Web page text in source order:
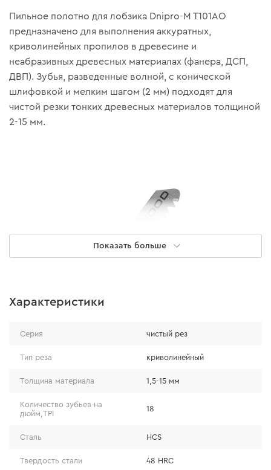
Пильное полотно для лобзика Dnipro-M T101AO
предназначено для выполнения аккуратных,
криволинейных пропилов в древесине и
неабразивных древесных материалах (фанера, ДСП,
ДВП). Зубья, разведенные волной, с конической
шлифовкой и мелким шагом (2 мм) подходят для
чистой резки тонких древесных материалов толщиной
2-15 мм.
Преимущества
суженная форма лезвия позволяет выполнять
криволинейное пиление и проходить крутые
радиусы;
максимально чистый рез без заусенцев;
Показать больше
Характеристики
Серия чистый рез
Тип реза криволинейный
Толщина материала 1,5-15 мм
Количество зубьев на
дюйм,TPI
18
Сталь HCS
Твердость стали 48 HRC